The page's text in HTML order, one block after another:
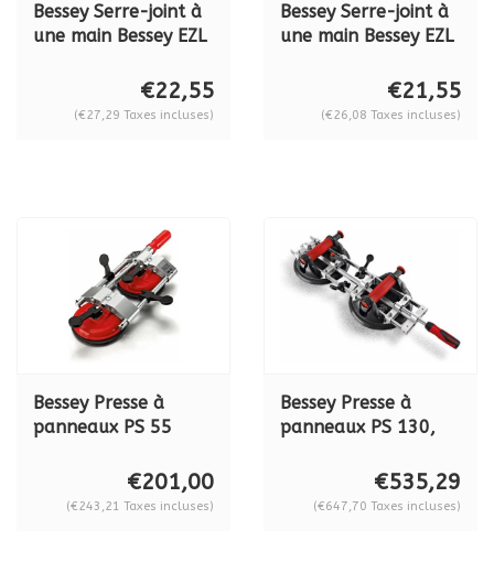
Bessey Serre-joint à
une main Bessey EZL
€22,55
(€27,29 Taxes incluses)
Bessey Serre-joint à
une main Bessey EZL
€21,55
(€26,08 Taxes incluses)
Bessey Presse à
panneaux PS 55
€201,00
(€243,21 Taxes incluses)
Bessey Presse à
panneaux PS 130,
€535,29
(€647,70 Taxes incluses)